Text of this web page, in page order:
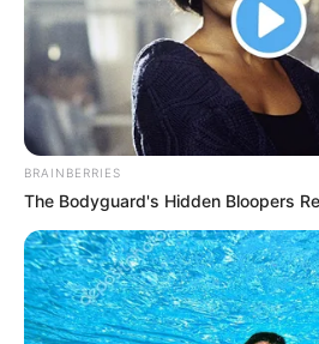
Περιπέτεια στο
Θάσο: Η κλήση στο
επέμβαση των
έσωσαν!
Επίδομα 150€: Πότε
Δείτε όλες τις τελευταίες
BRAINBERRIES
The Bodyguard's Hidden Bloopers